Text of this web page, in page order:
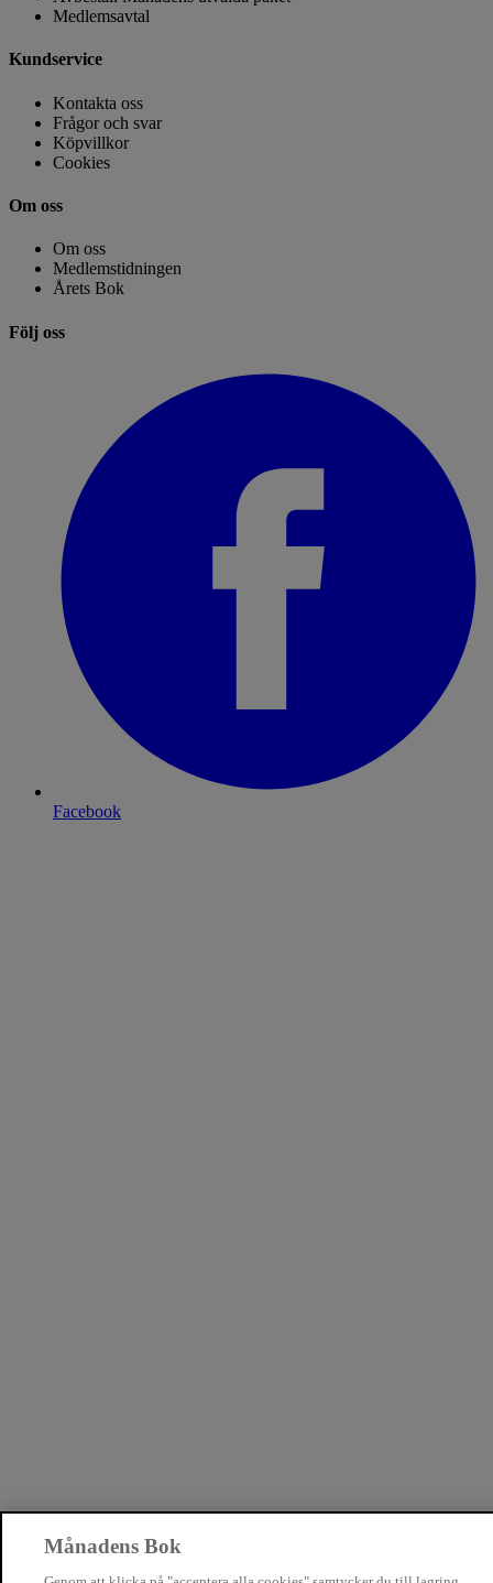
Medlemsavtal
Kundservice
Kontakta oss
Frågor och svar
Köpvillkor
Cookies
Om oss
Om oss
Medlemstidningen
Årets Bok
Följ oss
Facebook
Månadens Bok